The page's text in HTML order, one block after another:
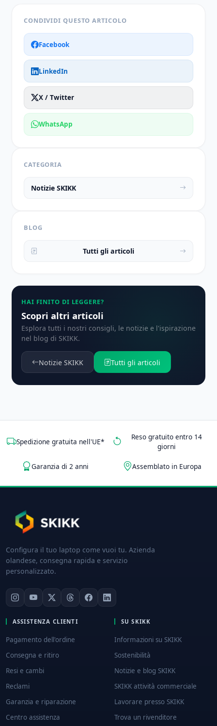
CONDIVIDI QUESTO ARTICOLO
Facebook
LinkedIn
X / Twitter
WhatsApp
CATEGORIA
Notizie SKIKK
BLOG
Tutti gli articoli
HAI FINITO DI LEGGERE?
Scopri altri articoli
Esplora tutti i nostri consigli, le notizie e l'ispirazione
nel blog di SKIKK.
Notizie SKIKK Tutti gli articoli
Spedizione gratuita nell'UE*
Reso gratuito entro 14
giorni
Garanzia di 2 anni Assemblato in Europa
Configura il tuo laptop come vuoi tu. Azienda
olandese, consegna rapida e servizio
personalizzato.
ASSISTENZA CLIENTI
Pagamento dell'ordine
Consegna e ritiro
Resi e cambi
Reclami
Garanzia e riparazione
Centro assistenza
SU SKIKK
Informazioni su SKIKK
Sostenibilità
Notizie e blog SKIKK
SKIKK attività commerciale
Lavorare presso SKIKK
Trova un rivenditore